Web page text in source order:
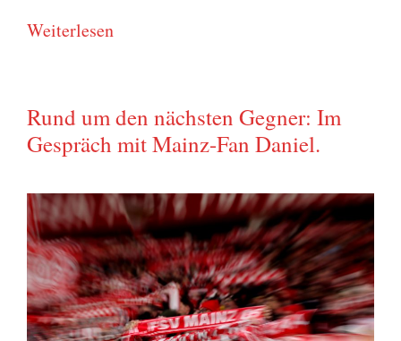
Wei­ter­le­sen
Rund um den nächsten Gegner: Im
Gespräch mit Mainz-Fan Daniel.